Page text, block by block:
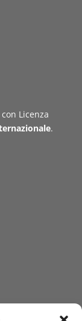
Licenza
.